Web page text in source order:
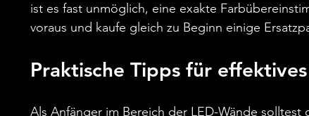
ist es fast unmöglich, eine exakte
voraus und kaufe gleich zu Beginn einige
Praktische Tipps für
Als Anfänger im Bereich der LED-Wände